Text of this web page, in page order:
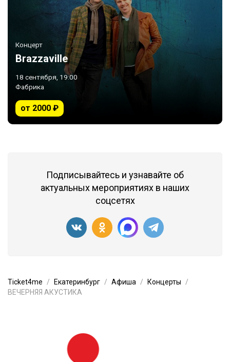
Концерт
Brazzaville
18 сентября, 19:00
Фабрика
от 2000 ₽
Подписывайтесь и узнавайте об
актуальных мероприятиях в наших
соцсетях
Ticket4me Екатеринбург Афиша
Концерты
ВЕЧЕРНЯЯ АКУСТИКА